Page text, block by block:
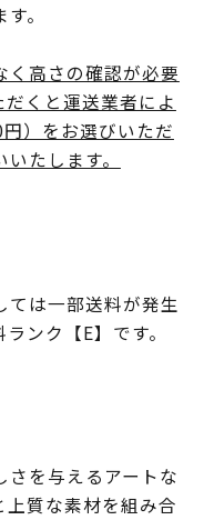
。
く高さの確認が必要
くと運送業者によ
）をお選びいただ
たします。
は一部送料が発生
ンク【E】です。
さを与えるアートな
質な素材を組み合